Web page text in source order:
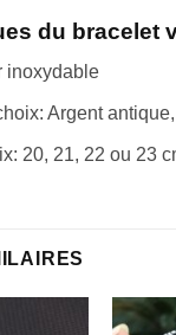
du bracelet
inoxydable
Argent
20, 21, 22 ou 23